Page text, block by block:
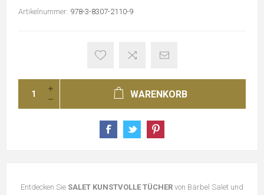
Artikelnummer: 978-3-8307-2110-9
WARENKORB
Entdecken Sie SALET KUNSTVOLLE TÜCHER von Bärbel Salet und